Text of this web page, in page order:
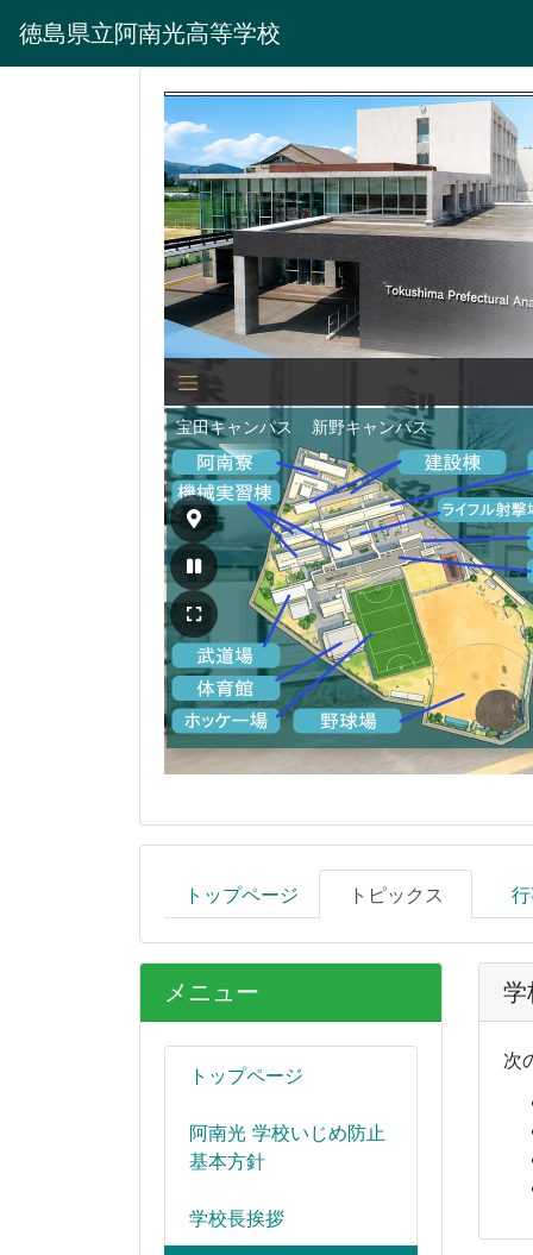
徳島県立阿南光高等学校
トップページ トピックス
メニュー
トップページ
阿南光 学校いじめ防止
基本方針
学校長挨拶
学
次